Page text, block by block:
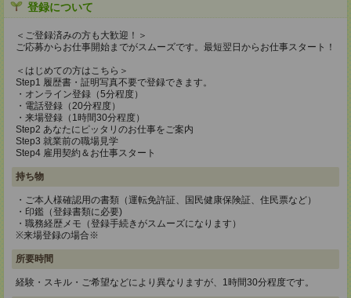
登録について
＜ご登録済みの方も大歓迎！＞
ご応募からお仕事開始までがスムーズです。最短翌日からお仕事スタート！
＜はじめての方はこちら＞
Step1 履歴書・証明写真不要で登録できます。
・オンライン登録（5分程度）
・電話登録（20分程度）
・来場登録（1時間30分程度）
Step2 あなたにピッタリのお仕事をご案内
Step3 就業前の職場見学
Step4 雇用契約＆お仕事スタート
持ち物
・ご本人様確認用の書類（運転免許証、国民健康保険証、住民票など）
・印鑑（登録書類に必要)
・職務経歴メモ（登録手続きがスムーズになります）
※来場登録の場合※
所要時間
経験・スキル・ご希望などにより異なりますが、1時間30分程度です。